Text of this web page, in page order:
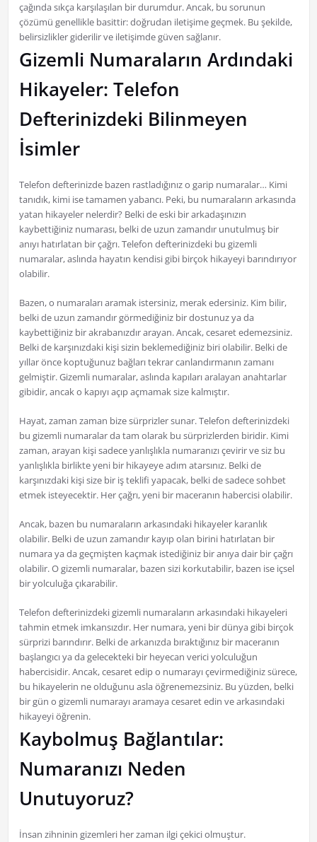
çağında sıkça karşılaşılan bir durumdur. Ancak, bu sorunun
çözümü genellikle basittir: doğrudan iletişime geçmek. Bu şekilde,
belirsizlikler giderilir ve iletişimde güven sağlanır.
Gizemli Numaraların Ardındaki
Hikayeler: Telefon
Defterinizdeki Bilinmeyen
İsimler
Telefon defterinizde bazen rastladığınız o garip numaralar… Kimi
tanıdık, kimi ise tamamen yabancı. Peki, bu numaraların arkasında
yatan hikayeler nelerdir? Belki de eski bir arkadaşınızın
kaybettiğiniz numarası, belki de uzun zamandır unutulmuş bir
anıyı hatırlatan bir çağrı. Telefon defterinizdeki bu gizemli
numaralar, aslında hayatın kendisi gibi birçok hikayeyi barındırıyor
olabilir.
Bazen, o numaraları aramak istersiniz, merak edersiniz. Kim bilir,
belki de uzun zamandır görmediğiniz bir dostunuz ya da
kaybettiğiniz bir akrabanızdır arayan. Ancak, cesaret edemezsiniz.
Belki de karşınızdaki kişi sizin beklemediğiniz biri olabilir. Belki de
yıllar önce koptuğunuz bağları tekrar canlandırmanın zamanı
gelmiştir. Gizemli numaralar, aslında kapıları aralayan anahtarlar
gibidir, ancak o kapıyı açıp açmamak size kalmıştır.
Hayat, zaman zaman bize sürprizler sunar. Telefon defterinizdeki
bu gizemli numaralar da tam olarak bu sürprizlerden biridir. Kimi
zaman, arayan kişi sadece yanlışlıkla numaranızı çevirir ve siz bu
yanlışlıkla birlikte yeni bir hikayeye adım atarsınız. Belki de
karşınızdaki kişi size bir iş teklifi yapacak, belki de sadece sohbet
etmek isteyecektir. Her çağrı, yeni bir maceranın habercisi olabilir.
Ancak, bazen bu numaraların arkasındaki hikayeler karanlık
olabilir. Belki de uzun zamandır kayıp olan birini hatırlatan bir
numara ya da geçmişten kaçmak istediğiniz bir anıya dair bir çağrı
olabilir. O gizemli numaralar, bazen sizi korkutabilir, bazen ise içsel
bir yolculuğa çıkarabilir.
Telefon defterinizdeki gizemli numaraların arkasındaki hikayeleri
tahmin etmek imkansızdır. Her numara, yeni bir dünya gibi birçok
sürprizi barındırır. Belki de arkanızda bıraktığınız bir maceranın
başlangıcı ya da gelecekteki bir heyecan verici yolculuğun
habercisidir. Ancak, cesaret edip o numarayı çevirmediğiniz sürece,
bu hikayelerin ne olduğunu asla öğrenemezsiniz. Bu yüzden, belki
bir gün o gizemli numarayı aramaya cesaret edin ve arkasındaki
hikayeyi öğrenin.
Kaybolmuş Bağlantılar:
Numaranızı Neden
Unutuyoruz?
İnsan zihninin gizemleri her zaman ilgi çekici olmuştur.